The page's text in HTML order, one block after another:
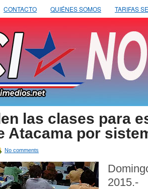
CONTACTO QUIÉNES SOMOS TARIFAS
las clases para
Atacama por
No comments